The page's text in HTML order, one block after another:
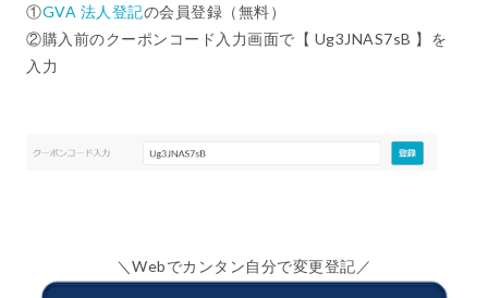
①GVA 法人登記の会員登録（無料）
②購入前のクーポンコード入力画面で【 Ug3JNAS7sB 】を
入力
＼Webでカンタン自分で変更登記／